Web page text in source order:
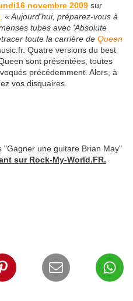
novembre 2009 sur
« Aujourd'hui, préparez-vous à
tubes avec 'Absolute
toute la carrière de Queen
Quatre versions du best
sont présentées, toutes
précédemment. Alors, à
vos disquaires.
"Gagner une guitare Brian May"
sur Rock-My-World.FR.